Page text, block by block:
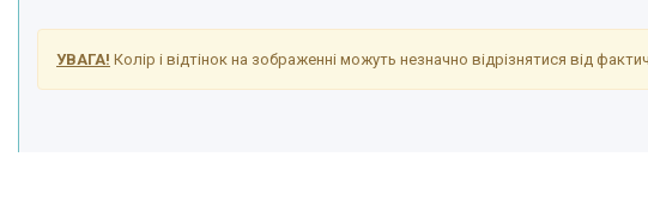
УВАГА! Колір і відтінок на зображенні можуть незначно відрізнятися від